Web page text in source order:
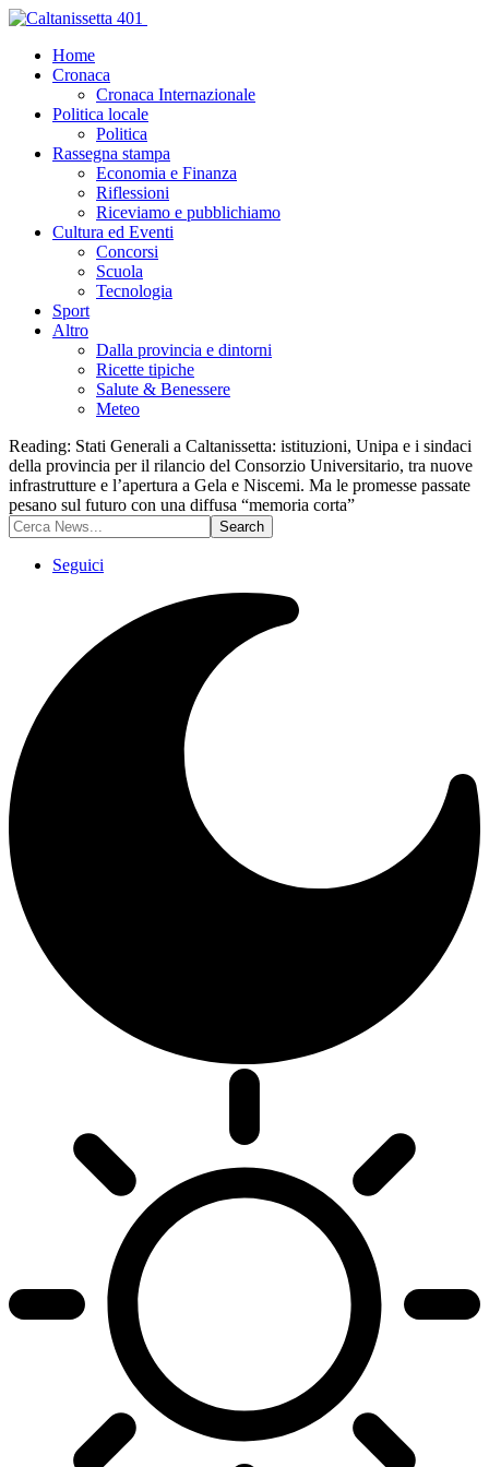
Home
Cronaca
Cronaca Internazionale
Politica locale
Politica
Rassegna stampa
Economia e Finanza
Riflessioni
Riceviamo e pubblichiamo
Cultura ed Eventi
Concorsi
Scuola
Tecnologia
Sport
Altro
Dalla provincia e dintorni
Ricette tipiche
Salute & Benessere
Meteo
Reading: Stati Generali a Caltanissetta: istituzioni, Unipa e i sindaci
della provincia per il rilancio del Consorzio Universitario, tra nuove
infrastrutture e l’apertura a Gela e Niscemi. Ma le promesse passate
pesano sul futuro con una diffusa “memoria corta”
Seguici